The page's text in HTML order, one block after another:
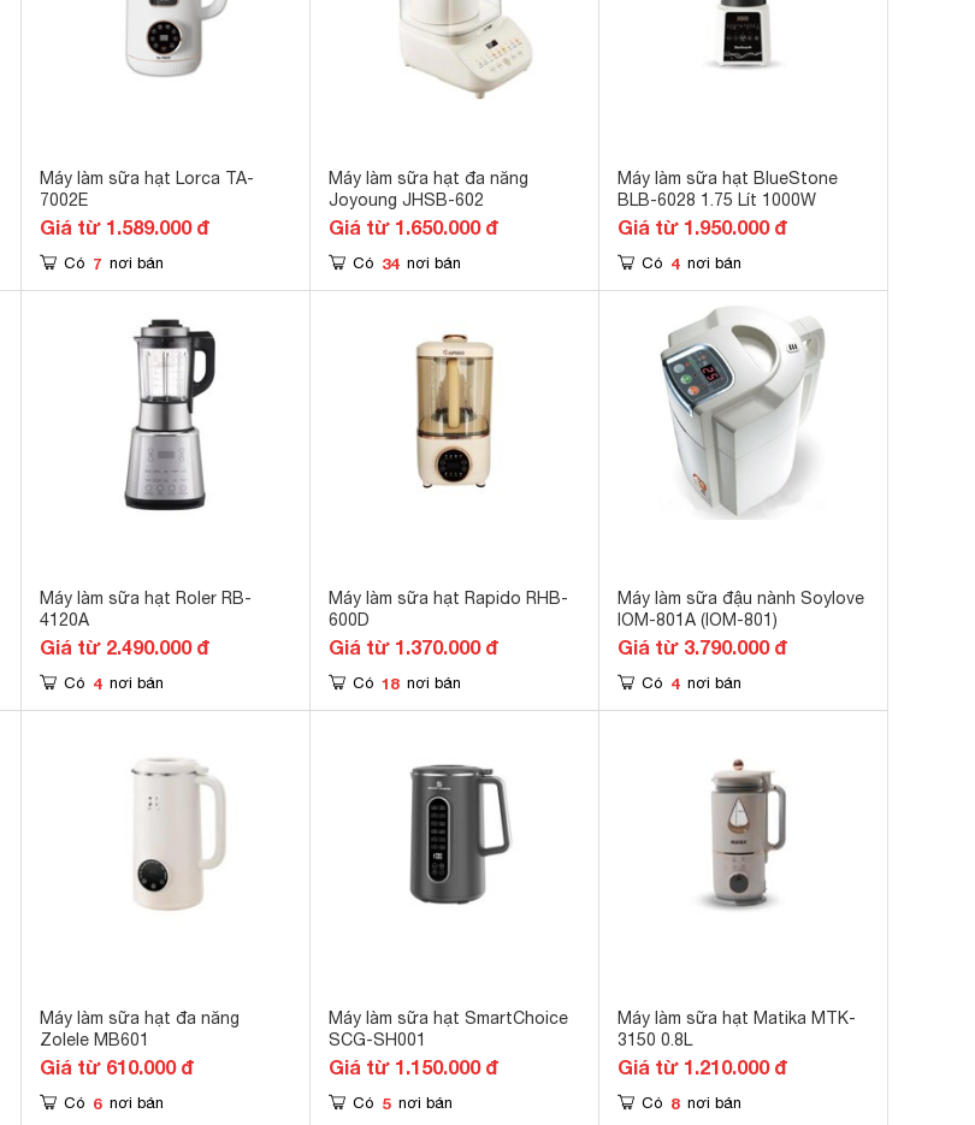
Máy làm sữa hạt Lorca TA-
7002E
Giá từ 1.589.000 đ
Có 7 nơi bán
Máy làm sữa hạt đa năng
Joyoung JHSB-602
Giá từ 1.650.000 đ
Có 34 nơi bán
Máy làm sữa hạt BlueStone
BLB-6028 1.75 Lít 1000W
Giá từ 1.950.000 đ
Có 4 nơi bán
Máy làm sữa hạt Roler RB-
4120A
Giá từ 2.490.000 đ
Có 4 nơi bán
Máy làm sữa hạt Rapido RHB-
600D
Giá từ 1.370.000 đ
Có 18 nơi bán
Máy làm sữa đậu nành Soylove
IOM-801A (IOM-801)
Giá từ 3.790.000 đ
Có 4 nơi bán
Máy làm sữa hạt đa năng
Zolele MB601
Giá từ 610.000 đ
Có 6 nơi bán
Máy làm sữa hạt SmartChoice
SCG-SH001
Giá từ 1.150.000 đ
Có 5 nơi bán
Máy làm sữa hạt Matika MTK-
3150 0.8L
Giá từ 1.210.000 đ
Có 8 nơi bán